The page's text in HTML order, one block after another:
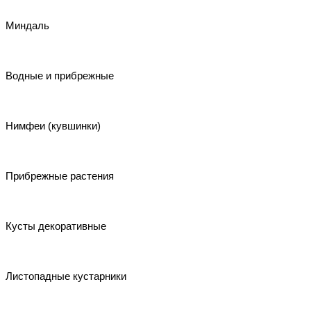
Миндаль
Водные и прибрежные
Нимфеи (кувшинки)
Прибрежные растения
Кусты декоративные
Листопадные кустарники